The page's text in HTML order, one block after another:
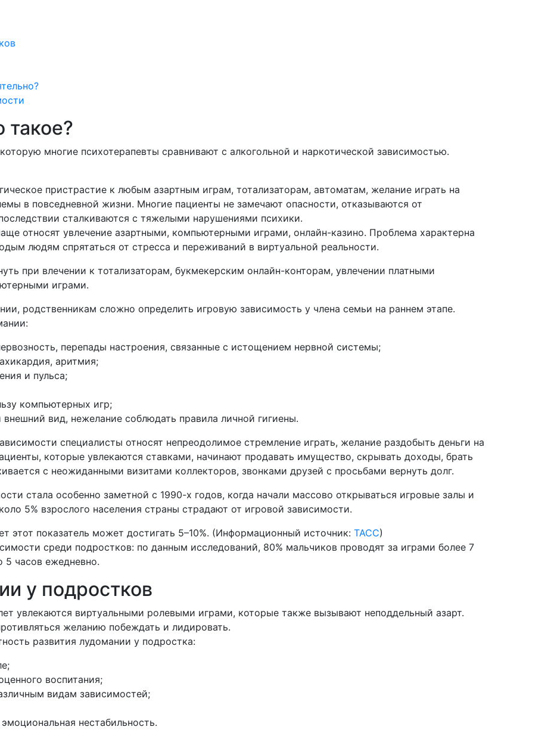
такое?
многие психотерапевты сравнивают с алкогольной и наркотической зависимостью.
пристрастие к любым азартным играм, тотализаторам, автоматам, желание играть на
в повседневной жизни. Многие пациенты не замечают опасности, отказываются от
сталкиваются с тяжелыми нарушениями психики.
относят увлечение азартными, компьютерными играми, онлайн-казино. Проблема характерна
людям спрятаться от стресса и переживаний в виртуальной реальности.
при влечении к тотализаторам, букмекерским онлайн-конторам, увлечении платными
играми.
родственникам сложно определить игровую зависимость у члена семьи на раннем этапе.
перепады настроения, связанные с истощением нервной системы;
аритмия;
и пульса;
компьютерных игр;
внешний вид, нежелание соблюдать правила личной гигиены.
специалисты относят непреодолимое стремление играть, желание раздобыть деньги на
которые увлекаются ставками, начинают продавать имущество, скрывать доходы, брать
с неожиданными визитами коллекторов, звонками друзей с просьбами вернуть долг.
стала особенно заметной с 1990-х годов, когда начали массово открываться игровые залы и
5% взрослого населения страны страдают от игровой зависимости.
этот показатель может достигать 5–10%. (Информационный источник: ТАСС)
среди подростков: по данным исследований, 80% мальчиков проводят за играми более 7
5 часов ежедневно.
у подростков
увлекаются виртуальными ролевыми играми, которые также вызывают неподдельный азарт.
желанию побеждать и лидировать.
развития лудомании у подростка:
воспитания;
видам зависимостей;
нестабильность.